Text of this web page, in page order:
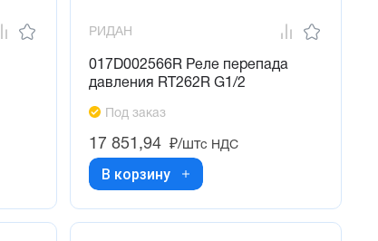
РИДАН
017D002566R Реле перепада
давления RT262R G1/2
Под заказ
17 851,94 ₽/штс НДС
В корзину